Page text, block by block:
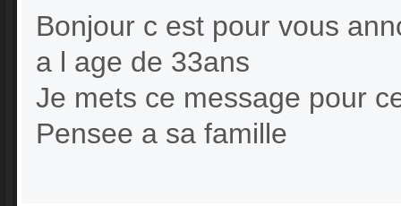
Bonjour c est pour vous
a l age de 33ans
Je mets ce message pour
Pensee a sa famille